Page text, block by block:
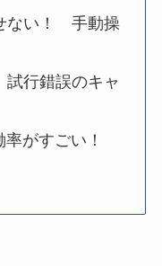
ない！ 手動操
行錯誤のキャ
がすごい！